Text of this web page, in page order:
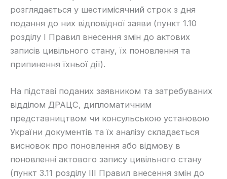
розглядається у шестимісячний строк з дня
подання до них відповідної заяви (пункт 1.10
розділу І Правил внесення змін до актових
записів цивільного стану, їх поновлення та
припинення їхньої дії).
​На підставі поданих заявником та затребуваних
відділом ДРАЦС, дипломатичним
представництвом чи консульською установою
України документів та їх аналізу складається
висновок про поновлення або відмову в
поновленні актового запису цивільного стану
(пункт 3.11 розділу ІІІ Правил внесення змін до